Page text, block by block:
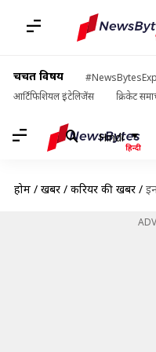
चर्चित विषय
आर्टिफिशियल इंटेलिजेंस
क्रिकेट
Hindi
होम / खबरें / करियर की खबरें /